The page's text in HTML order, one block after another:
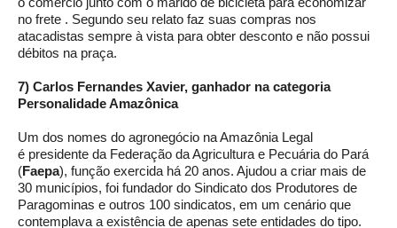
no frete . Segundo seu relato faz suas compras nos
atacadistas sempre à vista para obter desconto e não possui
débitos na praça.
7) Carlos Fernandes Xavier, ganhador na categoria
Personalidade Amazônica
Um dos nomes do agronegócio na Amazônia Legal
é presidente da Federação da Agricultura e Pecuária do Pará
(Faepa), função exercida há 20 anos. Ajudou a criar mais de
30 municípios, foi fundador do Sindicato dos Produtores de
Paragominas e outros 100 sindicatos, em um cenário que
contemplava a existência de apenas sete entidades do tipo.